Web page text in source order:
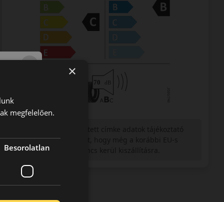
jellegűek. Előfordulhat, hogy még a korábbi EU-s
címkével ellátott abroncs kerül kiszállításra.
×
megfelelően.
Besorolatlan